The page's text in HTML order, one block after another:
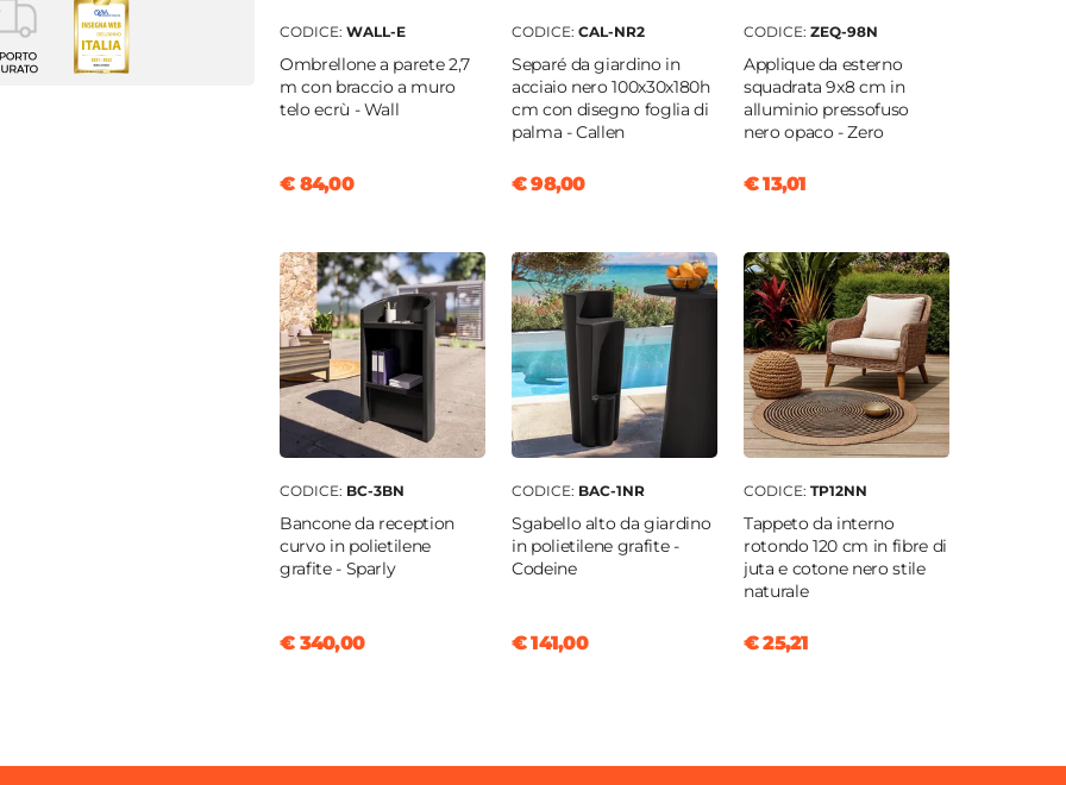
da tavolo
CODICE: WALL-E
Ombrellone a parete 2,7
m con braccio a muro
telo ecrù - Wall
€ 84,00
CODICE: CAL-NR2
Separé da giardino in
acciaio nero 100x30x180h
cm con disegno foglia di
palma - Callen
€ 98,00
CODICE: ZEQ-98N
Applique da esterno
squadrata 9x8 cm in
alluminio pressofuso
nero opaco - Zero
€ 13,01
CODICE: BC-3BN
Bancone da reception
curvo in polietilene
grafite - Sparly
€ 340,00
CODICE: BAC-1NR
Sgabello alto da giardino
in polietilene grafite -
Codeine
€ 141,00
CODICE: TP12NN
Tappeto da interno
rotondo 120 cm in fibre di
juta e cotone nero stile
naturale
€ 25,21